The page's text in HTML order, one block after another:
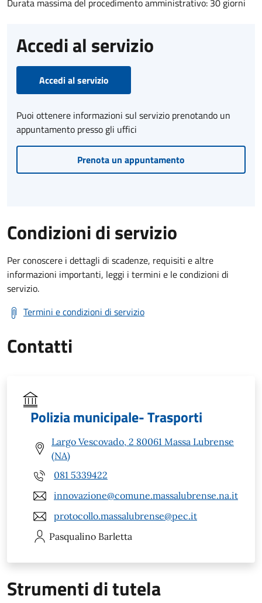
Accedi al servizio
Accedi al servizio
Puoi ottenere informazioni sul servizio prenotando un
appuntamento presso gli uffici
Prenota un appuntamento
Condizioni di servizio
Per conoscere i dettagli di scadenze, requisiti e altre
informazioni importanti, leggi i termini e le condizioni di
servizio.
Termini e condizioni di servizio
Contatti
Polizia municipale- Trasporti
Largo Vescovado, 2 80061 Massa Lubrense
(NA)
081 5339422
innovazione@comune.massalubrense.na.it
protocollo.massalubrense@pec.it
Pasqualino Barletta
Strumenti di tutela